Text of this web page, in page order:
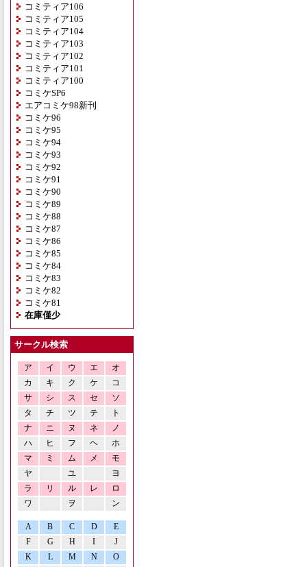
コミティア106
コミティア105
コミティア104
コミティア103
コミティア102
コミティア101
コミティア100
コミケSP6
エアコミケ98新刊
コミケ96
コミケ95
コミケ94
コミケ93
コミケ92
コミケ91
コミケ90
コミケ89
コミケ88
コミケ87
コミケ86
コミケ85
コミケ84
コミケ83
コミケ82
コミケ81
在庫僅少
サークル検索
ア イ ウ エ
オ
カ
キ ク ケ
コ
サ
シ ス セ
ソ
タ
チ ツ テ
ト
ナ
ニ ヌ ネ
ノ
ハ
ヒ フ ヘ
ホ
マ
ミ ム メ
モ
ヤ
ユ
ヨ
ラ
リ ル レ
ロ
ワ
ヲ ン
A B C D
E
F
G H I
J
K
L M N O